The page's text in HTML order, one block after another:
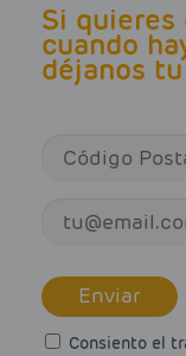
Si quieres
cuando
déjanos
Enviar
Consiento el